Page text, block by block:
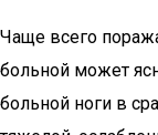
Чаще всего
больной может
больной ноги в